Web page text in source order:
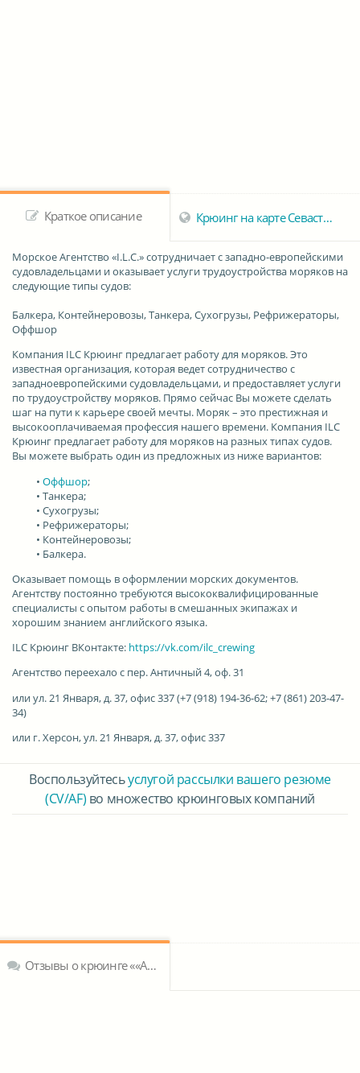
Краткое описание Крюинг на карте Севастополя
Морское Агентство «I.L.C.»сотрудничает с западно-европейскими
судовладельцами и оказывает услуги трудоустройства моряков на
следующие типы судов:
Балкера, Контейнеровозы, Танкера, Сухогрузы, Рефрижераторы,
Оффшор
Компания ILC Крюинг предлагает работу для моряков. Это
известная организация, которая ведет сотрудничество с
западноевропейскими судовладельцами, и предоставляет услуги
по трудоустройству моряков. Прямо сейчас Вы можете сделать
шаг на пути к карьере своей мечты. Моряк – это престижная и
высокооплачиваемая профессия нашего времени. Компания ILC
Крюинг предлагает работу для моряков на разных типах судов.
Вы можете выбрать один из предложных из ниже вариантов:
• Оффшор;
• Танкера;
• Сухогрузы;
• Рефрижераторы;
• Контейнеровозы;
• Балкера.
Оказывает помощь в оформлении морских документов.
Агентству постоянно требуются высококвалифицированные
специалисты с опытом работы в смешанных экипажах и
хорошим знанием английского языка.
ILC Крюинг ВКонтакте: https://vk.com/ilc_crewing
Агентство переехало с пер. Античный 4, оф. 31
или ул. 21 Января, д. 37, офис 337 (+7 (918) 194-36-62; +7 (861) 203-47-
34)
или г. Херсон, ул. 21 Января, д. 37, офис 337
Воспользуйтесьуслугой рассылки вашего резюме
(CV/AF) во множество крюинговых компаний
Отзывы о крюинге ««Ай Эл Си» Морское Агентство»